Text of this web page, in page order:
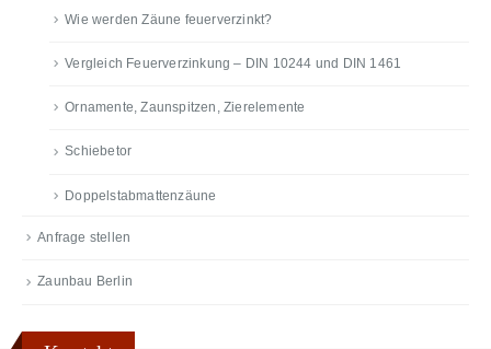
Wie werden Zäune feuerverzinkt?
Vergleich Feuerverzinkung – DIN 10244 und DIN 1461
Ornamente, Zaunspitzen, Zierelemente
Schiebetor
Doppelstabmattenzäune
Anfrage stellen
Zaunbau Berlin